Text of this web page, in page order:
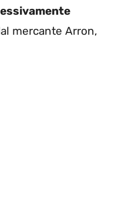
mercante Arron,